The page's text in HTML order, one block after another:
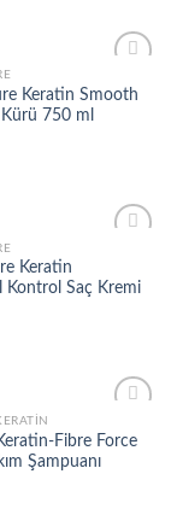
Add to
wishlist
Keratin Smooth
750 ml
Keratin
Kontrol Saç Kremi
Add to
wishlist
Fibre Force
Şampuanı